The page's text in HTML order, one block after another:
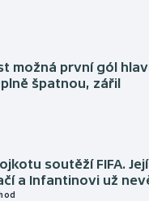
možná první gól
špatnou, zářil
soutěží FIFA. Její
a Infantinovi už